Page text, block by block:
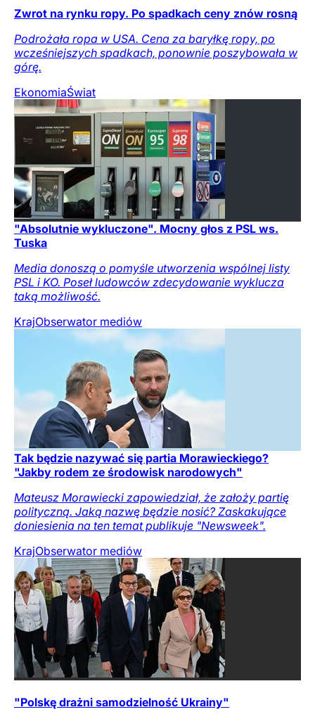
Zwrot na rynku ropy. Po spadkach ceny znów rosną
Podrożała ropa w USA. Cena za baryłkę ropy, po
wcześniejszych spadkach, ponownie poszybowała w
górę.
EkonomiaŚwiat
"Absolutnie wykluczone". Mocny głos z PSL ws.
Tuska
Media donoszą o pomyśle utworzenia wspólnej listy
PSL i KO. Poseł ludowców zdecydowanie wyklucza
taką możliwość.
KrajObserwator mediów
Tak będzie nazywać się partia Morawieckiego?
"Jakby rodem ze środowisk narodowych"
Mateusz Morawiecki zapowiedział, że założy partię
polityczną. Jaką nazwę będzie nosić? Zaskakujące
doniesienia na ten temat publikuje "Newsweek".
KrajObserwator mediów
"Polskę drażni samodzielność Ukrainy"